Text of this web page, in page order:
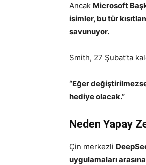
Ancak Microsoft
isimler, bu tür
savunuyor.
Smith, 27 Şubat’ta
“Eğer
hediye olacak.”
Neden Yapay
Çin merkezli
uygulamaları